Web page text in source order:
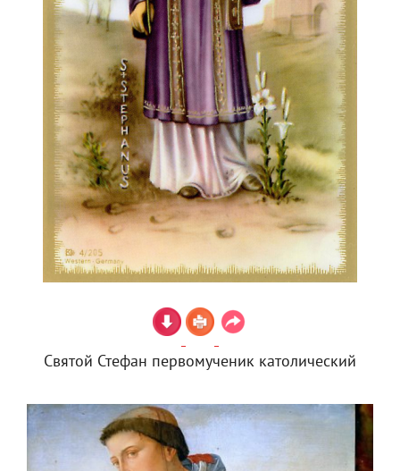
Святой Стефан первомученик католический